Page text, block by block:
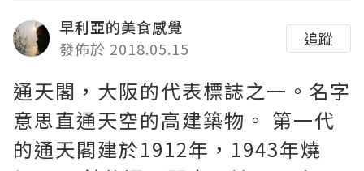
早利亞的美食感覺
發佈於 2018.05.15
追蹤
通天閣，大阪的代表標誌之一。名字
意思直通天空的高建築物。 第一代
的通天閣建於1912年，1943年燒